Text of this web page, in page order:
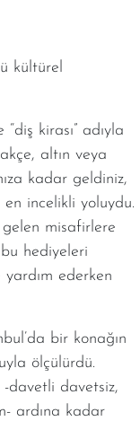
kültürel
kirası” adıyla
altın veya
kadar geldiniz,
en incelikli yoluydu.
misafirlere
hediyeleri
ederken
bir konağın
ölçülürdü.
-davetli davetsiz,
ardına kadar